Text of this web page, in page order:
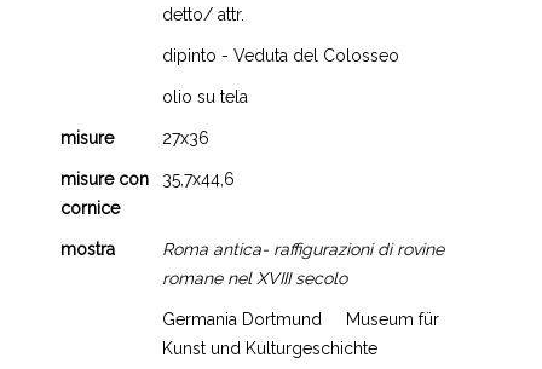
detto/ attr.
dipinto - Veduta del Colosseo
olio su tela
misure 27x36
misure con
cornice
35,7x44,6
mostra
Roma antica- raffigurazioni di rovine
romane nel XVIII secolo
Germania Dortmund Museum für
Kunst und Kulturgeschichte